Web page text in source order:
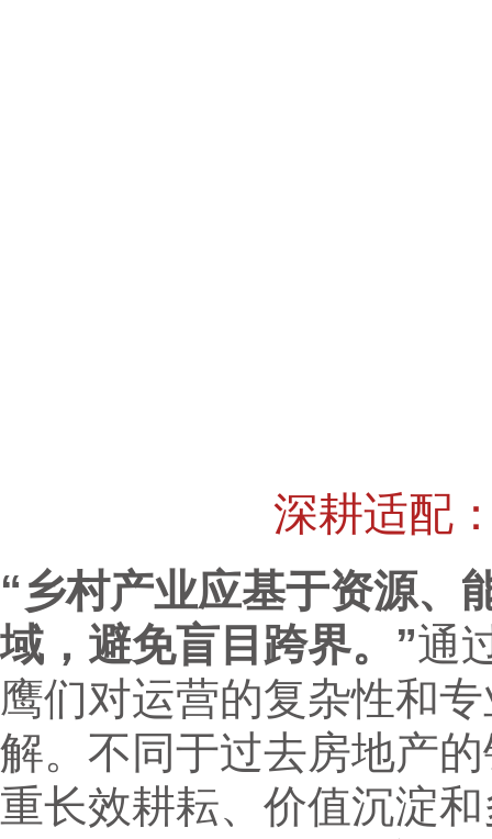
深耕适配
“乡村产业应基于资源、
域，避免盲目跨界。”通
鹰们对运营的复杂性和
解。不同于过去房地产
重长效耕耘、价值沉淀